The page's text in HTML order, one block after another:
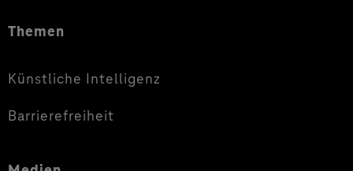
Themen
Künstliche Intelligenz
Barrierefreiheit